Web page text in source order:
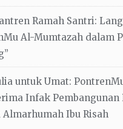
Ramah Santri:
Al-Mumtazah dalam
untuk Umat:
Infak Pembangunan
Ibu Risah